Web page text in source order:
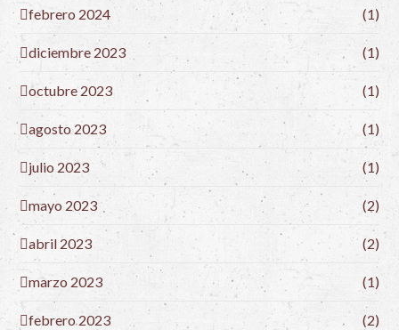
febrero 2024 (1)
diciembre 2023 (1)
octubre 2023 (1)
agosto 2023 (1)
julio 2023 (1)
mayo 2023 (2)
abril 2023 (2)
marzo 2023 (1)
febrero 2023 (2)